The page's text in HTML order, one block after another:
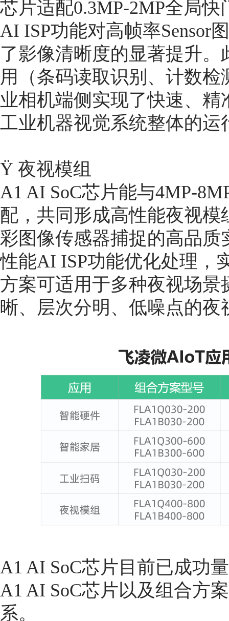
芯片适配0.3MP-2MP全局
AI ISP功能对高帧率Sensor
了影像清晰度的显著提升
用（条码读取识别、计数
业相机端侧实现了快速、
工业机器视觉系统整体的运
Ÿ 夜视模组
A1 AI SoC芯片能与4MP-
配，共同形成高性能夜视
彩图像传感器捕捉的高品
性能AI ISP功能优化处理，
方案可适用于多种夜视场
晰、层次分明、低噪点的夜
A1 AI SoC芯片目前已成功
A1 AI SoC芯片以及组合方
系。